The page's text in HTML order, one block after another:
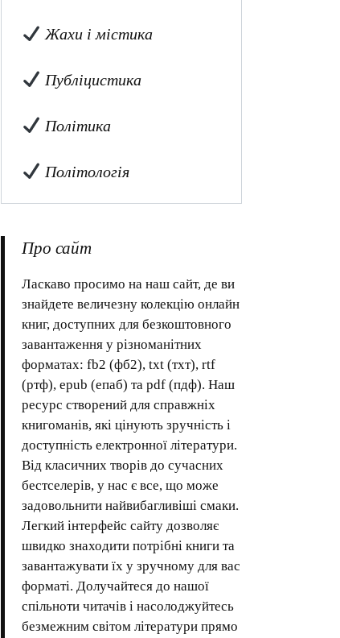
Жахи і містика
Публіцистика
Політика
Політологія
Про сайт
Ласкаво просимо на наш сайт, де ви
знайдете величезну колекцію онлайн
книг, доступних для безкоштовного
завантаження у різноманітних
форматах: fb2 (фб2), txt (тхт), rtf
(ртф), epub (епаб) та pdf (пдф). Наш
ресурс створений для справжніх
книгоманів, які цінують зручність і
доступність електронної літератури.
Від класичних творів до сучасних
бестселерів, у нас є все, що може
задовольнити найвибагливіші смаки.
Легкий інтерфейс сайту дозволяє
швидко знаходити потрібні книги та
завантажувати їх у зручному для вас
форматі. Долучайтеся до нашої
спільноти читачів і насолоджуйтесь
безмежним світом літератури прямо